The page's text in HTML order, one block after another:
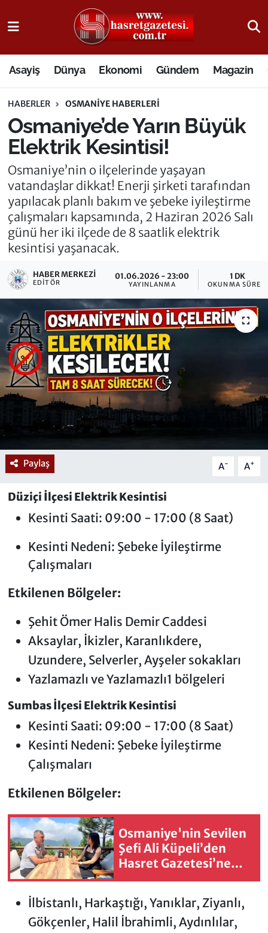
Asayiş Dünya Ekonomi Gündem Magazin
HABERLER OSMANIYE HABERLERI
Osmaniye’de Yarın Büyük
Elektrik Kesintisi!
Osmaniye’nin o ilçelerinde yaşayan
vatandaşlar dikkat! Enerji şirketi tarafından
yapılacak planlı bakım ve şebeke iyileştirme
çalışmaları kapsamında, 2 Haziran 2026 Salı
günü her iki ilçede de 8 saatlik elektrik
kesintisi yaşanacak.
HABER MERKEZI
EDITÖR
01.06.2026 - 23:00
YAYINLANMA
1 DK
OKUNMA SÜRESI
Paylaş A- A+
Düziçi İlçesi Elektrik Kesintisi
Kesinti Saati: 09:00 - 17:00 (8 Saat)
Kesinti Nedeni: Şebeke İyileştirme
Çalışmaları
Etkilenen Bölgeler:
Şehit Ömer Halis Demir Caddesi
Aksaylar, İkizler, Karanlıkdere,
Uzundere, Selverler, Ayşeler sokakları
Yazlamazlı ve Yazlamazlı1 bölgeleri
Sumbas İlçesi Elektrik Kesintisi
Kesinti Saati: 09:00 - 17:00 (8 Saat)
Kesinti Nedeni: Şebeke İyileştirme
Çalışmaları
Etkilenen Bölgeler:
Osmaniye'nin Sevilen
Şefi Ali Küpeli’den
Hasret Gazetesi’ne
Özel Açıklamalar
İlbistanlı, Harkaştığı, Yanıklar, Ziyanlı,
Gökçenler, Halil İbrahimli, Aydınlılar,
Osmaniye Nöbetçi Eczaneler
Osmaniye Hava Durumu
Osmaniye Trafik Yoğunluk Haritası
Süper Lig Puan Durumu ve Fikstür
Tüm Manşetler
Son Dakika Haberleri
Haber Arşivi